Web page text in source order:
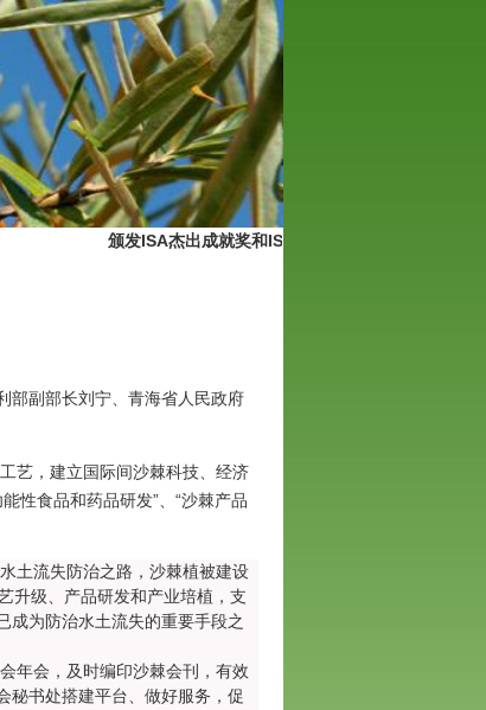
颁发ISA杰出成就奖和ISA终身成就奖
部副部长刘宁、青海省人民政府
艺，建立国际间沙棘科技、经济
性食品和药品研发”、“沙棘产品
土流失防治之路，沙棘植被建设
升级、产品研发和产业培植，支
成为防治水土流失的重要手段之
年会，及时编印沙棘会刊，有效
秘书处搭建平台、做好服务，促